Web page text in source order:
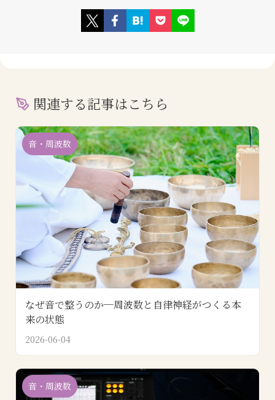
関連する記事はこちら
音・周波数
なぜ音で整うのか─周波数と自律神経がつくる本
来の状態
2026-06-04
音・周波数